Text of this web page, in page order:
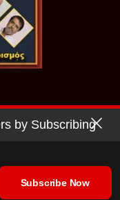
Επιχειρείν
by Subscribing
Subscribe Now